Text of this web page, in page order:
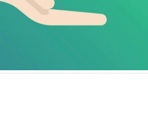
que podrá ser visitado en el centro
La Tejuela. Regresa también el Tren de